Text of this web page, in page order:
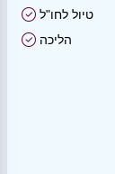
טיול לחו"ל
הליכה